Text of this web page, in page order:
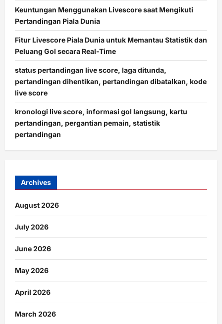
Keuntungan Menggunakan Livescore saat Mengikuti
Pertandingan Piala Dunia
Fitur Livescore Piala Dunia untuk Memantau Statistik dan
Peluang Gol secara Real-Time
status pertandingan live score, laga ditunda,
pertandingan dihentikan, pertandingan dibatalkan, kode
live score
kronologi live score, informasi gol langsung, kartu
pertandingan, pergantian pemain, statistik
pertandingan
Archives
August 2026
July 2026
June 2026
May 2026
April 2026
March 2026